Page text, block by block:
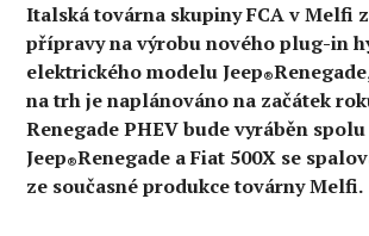
Italská továrna skupiny FCA v Melfi
přípravy na výrobu nového plug-in
elektrického modelu Jeep®
na trh je naplánováno na začátek
Renegade PHEV bude vyráběn
Jeep®Renegade a Fiat 500X se
ze současné produkce továrny Melfi.